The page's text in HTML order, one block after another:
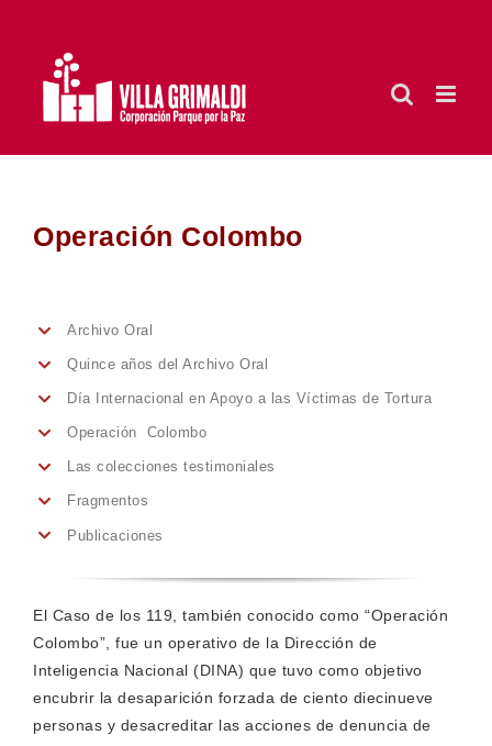
contenido
Operación Colombo
Archivo Oral
Quince años del Archivo Oral
Día Internacional en Apoyo a las Víctimas de Tortura
Operación Colombo
Las colecciones testimoniales
Fragmentos
Publicaciones
El Caso de los 119, también conocido como “Operación
Colombo”, fue un operativo de la Dirección de
Inteligencia Nacional (DINA) que tuvo como objetivo
encubrir la desaparición forzada de ciento diecinueve
personas y desacreditar las acciones de denuncia de